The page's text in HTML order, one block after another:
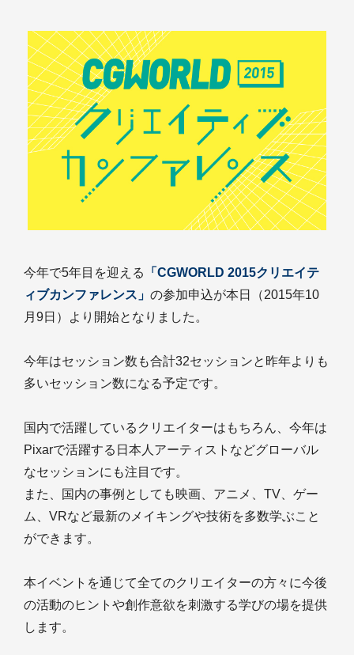
今年で5年目を迎える
「CGWORLD 2015クリエイテ
ィブカンファレンス」 の参加申込が本日（2015年10
月9日）より開始となりました。
今年はセッション数も合計32セッションと昨年よりも
多いセッション数になる予定です。
国内で活躍しているクリエイターはもちろん、今年は
Pixarで活躍する日本人アーティストなどグローバル
なセッションにも注目です。
また、国内の事例としても映画、アニメ、TV、ゲー
ム、VRなど最新のメイキングや技術を多数学ぶこと
ができます。
本イベントを通じて全てのクリエイターの方々に今後
の活動のヒントや創作意欲を刺激する学びの場を提供
します。